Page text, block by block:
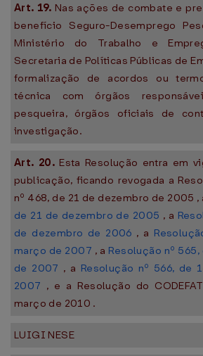
Art. 19. Nas ações de combate e
benefício Seguro-Desemprego
Ministério do Trabalho e
Secretaria de Políticas Públicas de
formalização de acordos ou
técnica com órgãos
pesqueira, órgãos oficiais de
investigação.
Art. 20. Esta Resolução entra em
publicação, ficando revogada a
nº 468, de 21 de dezembro de 2005 ,
de 21 de dezembro de 2005 , a
de dezembro de 2006 , a
março de 2007 , a Resolução nº
de 2007 , a Resolução nº 566, de
2007 , e a Resolução do
março de 2010 .
LUIGI NESE